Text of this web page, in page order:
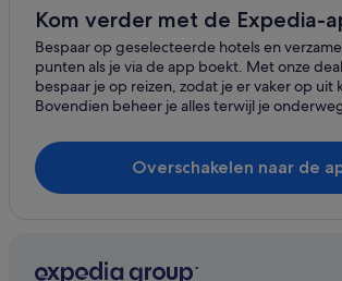
Hotels in Saint James Windward
Hotels in Mannings
Hotels in Saint Thomas Middle Island
Hotels in Pond Hill
Hotels in Cades Bay
Hotels in Whitehall
Hotels in Basseterre
Kom verder met de Expedia-
Bespaar op geselecteerde hotels en
punten als je via de app boekt. Met onze
bespaar je op reizen, zodat je er vaker op uit
Bovendien beheer je alles terwijl je
Overschakelen naar de